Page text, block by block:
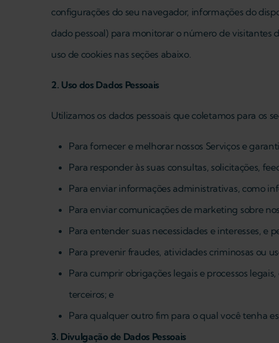
configurações do seu navegador, informações do
dado pessoal) para monitorar o número de visitantes
uso de cookies nas seções abaixo.
2. Uso dos Dados Pessoais
Utilizamos os dados pessoais que coletamos para os
Para fornecer e melhorar nossos Serviços e
Para responder às suas consultas, solicitações,
Para enviar informações administrativas, como
Para enviar comunicações de marketing sobre
Para entender suas necessidades e interesses, e
Para prevenir fraudes, atividades criminosas ou
Para cumprir obrigações legais e processos
terceiros; e
Para qualquer outro fim para o qual você tenha
3. Divulgação de Dados Pessoais